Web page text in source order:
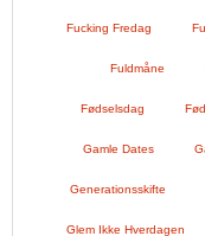
Fucking Fredag
Fuldmåne
Fødselsdag
Gamle Dates
Generationsskifte
Glem Ikke Hverdagen